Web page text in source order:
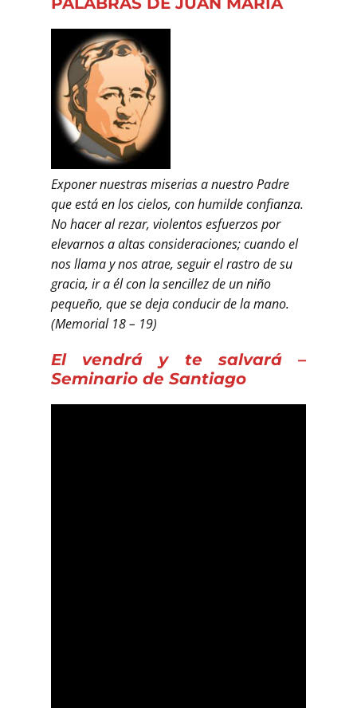
Exponer nuestras miserias a nuestro Padre
que está en los cielos, con humilde confianza.
No hacer al rezar, violentos esfuerzos por
elevarnos a altas consideraciones; cuando el
nos llama y nos atrae, seguir el rastro de su
gracia, ir a él con la sencillez de un niño
pequeño, que se deja conducir de la mano.
(Memorial 18 – 19)
El vendrá y te salvará –
Seminario de Santiago